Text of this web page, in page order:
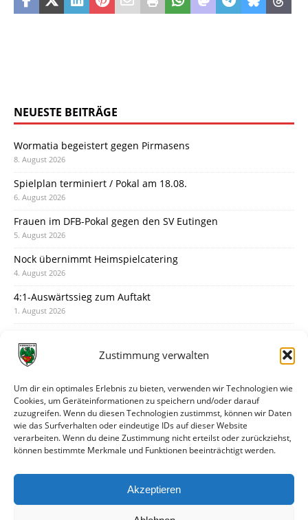
Zustimmung verwalten
Um dir ein optimales Erlebnis zu bieten, verwenden wir Technologien wie
Cookies, um Geräteinformationen zu speichern und/oder darauf
zuzugreifen. Wenn du diesen Technologien zustimmst, können wir Daten
wie das Surfverhalten oder eindeutige IDs auf dieser Website
verarbeiten. Wenn du deine Zustimmung nicht erteilst oder zurückziehst,
können bestimmte Merkmale und Funktionen beeinträchtigt werden.
Akzeptieren
NEUESTE BEITRÄGE
Wormatia begeistert gegen Pirmasens
8. August 2026
Spielplan terminiert / Pokal am 18.08.
6. August 2026
Frauen im DFB-Pokal gegen den SV Eutingen
5. August 2026
Nock übernimmt Heimspielcatering
4. August 2026
4:1-Auswärtssieg zum Auftakt
1. August 2026
31. Juli 2026
30. Juli 2026
Deine Spielminute: 89+1
28. Juli 2026
Neuer Rückensponsor
Neue Podcast-Folge: So tickt Björn!
27. Juli 2026